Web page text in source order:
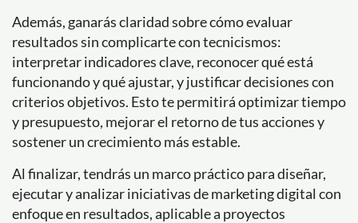
Además, ganarás claridad sobre cómo evaluar
resultados sin complicarte con tecnicismos:
interpretar indicadores clave, reconocer qué está
funcionando y qué ajustar, y justificar decisiones con
criterios objetivos. Esto te permitirá optimizar tiempo
y presupuesto, mejorar el retorno de tus acciones y
sostener un crecimiento más estable.
Al finalizar, tendrás un marco práctico para diseñar,
ejecutar y analizar iniciativas de marketing digital con
enfoque en resultados, aplicable a proyectos